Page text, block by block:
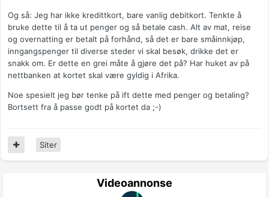
Og så: Jeg har ikke kredittkort, bare vanlig debitkort. Tenkte å
bruke dette til å ta ut penger og så betale cash. Alt av mat, reise
og overnatting er betalt på forhånd, så det er bare småinnkjøp,
inngangspenger til diverse steder vi skal besøk, drikke det er
snakk om. Er dette en grei måte å gjøre det på? Har huket av på
nettbanken at kortet skal være gyldig i Afrika.
Noe spesielt jeg bør tenke på ift dette med penger og betaling?
Bortsett fra å passe godt på kortet da ;-)
Siter
Videoannonse